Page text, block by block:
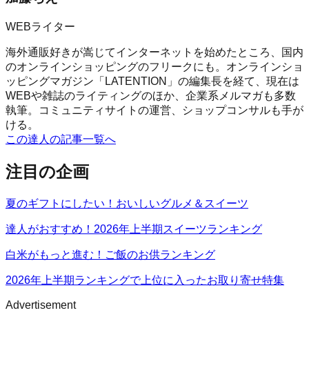
WEBライター
海外通販好きが嵩じてインターネットを始めたところ、国内
のオンラインショッピングのフリークにも。オンラインショ
ッピングマガジン「LATENTION」の編集長を経て、現在は
WEBや雑誌のライティングのほか、企業系メルマガも多数
執筆。コミュニティサイトの運営、ショップコンサルも手が
ける。
この達人の記事一覧へ
注目の企画
夏のギフトにしたい！おいしいグルメ＆スイーツ
達人がおすすめ！2026年上半期スイーツランキング
白米がもっと進む！ご飯のお供ランキング
2026年上半期ランキングで上位に入ったお取り寄せ特集
Advertisement